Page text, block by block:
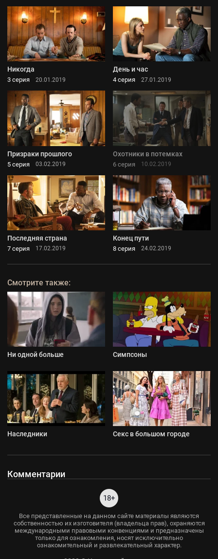
Никогда
3 серия 20.01.2019
День и час
4 серия 27.01.2019
Призраки прошлого
5 серия 03.02.2019
Охотники в потемках
6 серия 10.02.2019
Последняя страна
7 серия 17.02.2019
Конец пути
8 серия 24.02.2019
Смотрите также:
Ни одной больше Симпсоны
Наследники Секс в большом городе
Комментарии
18+
Все представленные на данном сайте материалы являются
собственностью их изготовителя (владельца прав), охраняются
международными правовыми конвенциями и предназначены
только для ознакомления, носят исключительно
ознакомительный и развлекательный характер.